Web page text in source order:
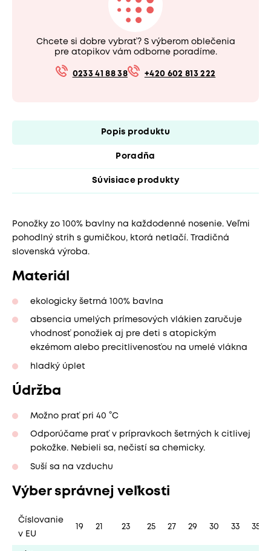
Chcete si dobre vybrať? S výberom oblečenia
pre atopikov vám odborne poradíme.
0233 41 88 38 +420 602 813 222
Popis produktu
Poradňa
Súvisiace produkty
Ponožky zo 100% bavlny na každodenné nosenie. Veľmi
pohodlný strih s gumičkou, ktorá netlačí. Tradičná
slovenská výroba.
Materiál
ekologicky šetrná 100% bavlna
absencia umelých prímesových vlákien zaručuje
vhodnosť ponožiek aj pre deti s atopickým
ekzémom alebo precitlivenosťou na umelé vlákna
hladký úplet
Údržba
Možno prať pri 40 °C
Odporúčame prať v prípravkoch šetrných k citlivej
pokožke. Nebieli sa, nečistí sa chemicky.
Suší sa na vzduchu
Výber správnej veľkosti
Číslovanie
v EU
19 21 23 25 27 29 30 33 35